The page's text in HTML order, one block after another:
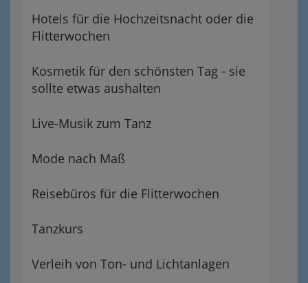
Hotels für die Hochzeitsnacht oder die
Flitterwochen
Kosmetik für den schönsten Tag - sie
sollte etwas aushalten
Live-Musik zum Tanz
Mode nach Maß
Reisebüros für die Flitterwochen
Tanzkurs
Verleih von Ton- und Lichtanlagen